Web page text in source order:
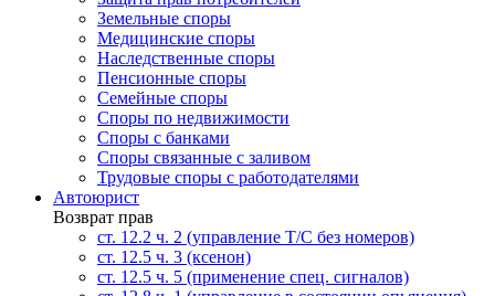
Земельные споры
Медицинские споры
Наследственные споры
Пенсионные споры
Семейные споры
Cпоры по недвижимости
Споры с банками
Споры связанные с заливом
Трудовые споры с работодателями
Автоюрист
Возврат прав
ст. 12.2 ч. 2 (управление Т/С без номеров)
ст. 12.5 ч. 3 (ксенон)
ст. 12.5 ч. 5 (применение спец. сигналов)